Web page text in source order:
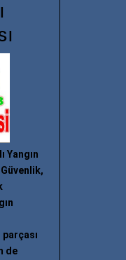
Yangın
Güvenlik,
parçası
de